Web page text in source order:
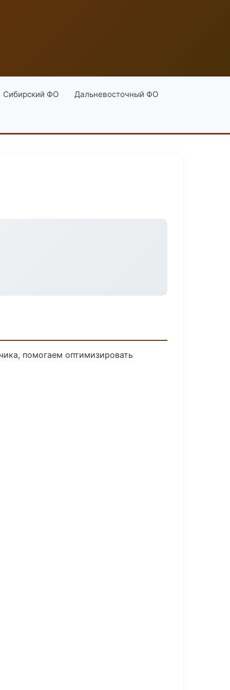
Сибирский ФО Дальневосточный ФО
помогаем оптимизировать